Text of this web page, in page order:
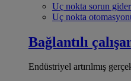
Uç nokta sorun
Uç nokta
Bağlantılı
Endüstriyel artırılmış